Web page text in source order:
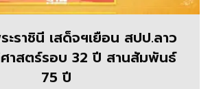
ราชินี เสด็จฯเยือน สปป.ลาว
าสตร์รอบ 32 ปี สานสัมพันธ์
75 ปี